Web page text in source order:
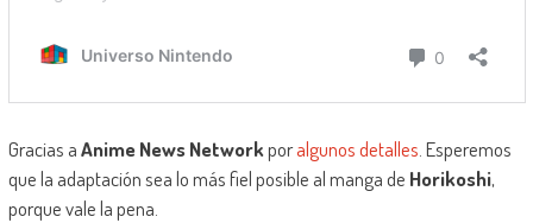
Gracias aAnime News Networkporalgunos detalles . Esperemos
que la adaptación sea lo más fiel posible al manga de Horikoshi,
porque vale la pena.